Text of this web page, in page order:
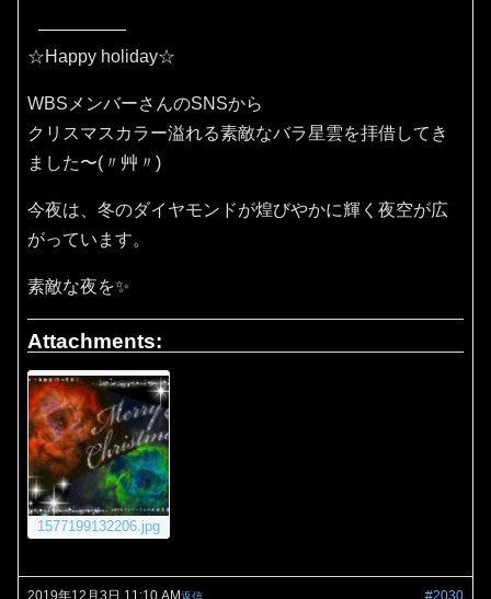
☆Happy holiday☆
WBSメンバーさんのSNSから
クリスマスカラー溢れる素敵なバラ星雲を拝借してき
ました〜(〃艸〃)
今夜は、冬のダイヤモンドが煌びやかに輝く夜空が広
がっています。
素敵な夜を✨
Attachments:
1577199132206.jpg
返信